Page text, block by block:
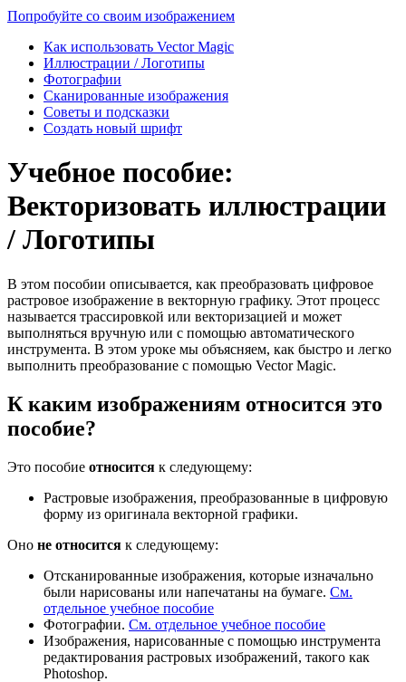
Попробуйте со своим изображением
Как использовать Vector Magic
Иллюстрации / Логотипы
Фотографии
Сканированные изображения
Советы и подсказки
Создать новый шрифт
Учебное пособие:
Векторизовать иллюстрации
/ Логотипы
В этом пособии описывается, как преобразовать цифровое
растровое изображение в векторную графику. Этот процесс
называется трассировкой или векторизацией и может
выполняться вручную или с помощью автоматического
инструмента. В этом уроке мы объясняем, как быстро и легко
выполнить преобразование с помощью Vector Magic.
К каким изображениям относится это
пособие?
Это пособие относится к следующему:
Растровые изображения, преобразованные в цифровую
форму из оригинала векторной графики.
Оно не относится к следующему:
Отсканированные изображения, которые изначально
были нарисованы или напечатаны на бумаге. См.
отдельное учебное пособие
Фотографии. См. отдельное учебное пособие
Изображения, нарисованные с помощью инструмента
редактирования растровых изображений, такого как
Photoshop.